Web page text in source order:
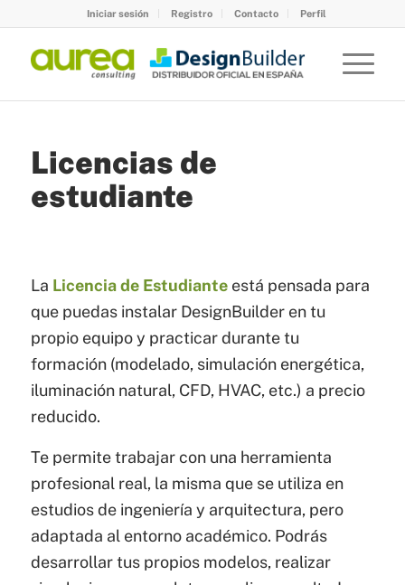
Iniciar sesión Registro Contacto Perfil
Licencias de
estudiante
La Licencia de Estudianteestá pensada para
que puedas instalar DesignBuilder en tu
propio equipo y practicar durante tu
formación (modelado, simulación energética,
iluminación natural, CFD, HVAC, etc.) a precio
reducido.
Te permite trabajar con una herramienta
profesional real, la misma que se utiliza en
estudios de ingeniería y arquitectura, pero
adaptada al entorno académico. Podrás
desarrollar tus propios modelos, realizar